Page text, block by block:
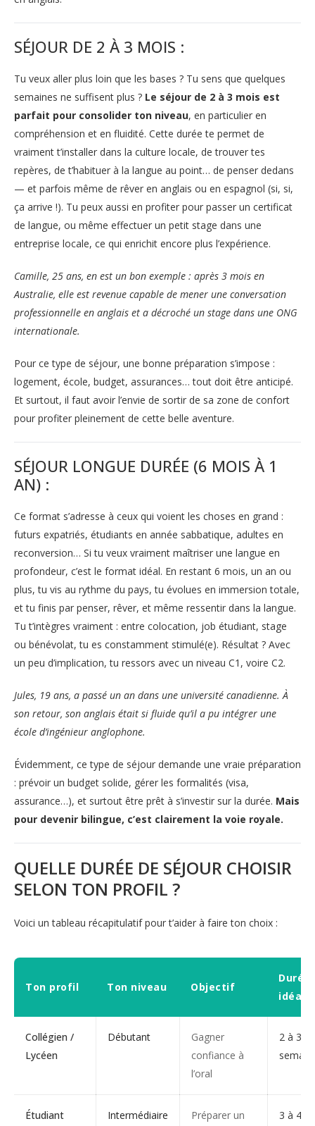
SÉJOUR DE 2 À 3 MOIS :
Tu veux aller plus loin que les bases ? Tu sens que quelques
semaines ne suffisent plus ? Le séjour de 2 à 3 mois est
parfait pour consolider ton niveau, en particulier en
compréhension et en fluidité. Cette durée te permet de
vraiment t’installer dans la culture locale, de trouver tes
repères, de t’habituer à la langue au point… de penser dedans
— et parfois même de rêver en anglais ou en espagnol (si, si,
ça arrive !). Tu peux aussi en profiter pour passer un certificat
de langue, ou même effectuer un petit stage dans une
entreprise locale, ce qui enrichit encore plus l’expérience.
Camille, 25 ans, en est un bon exemple : après 3 mois en
Australie, elle est revenue capable de mener une conversation
professionnelle en anglais et a décroché un stage dans une ONG
internationale.
Pour ce type de séjour, une bonne préparation s’impose :
logement, école, budget, assurances… tout doit être anticipé.
Et surtout, il faut avoir l’envie de sortir de sa zone de confort
pour profiter pleinement de cette belle aventure.
SÉJOUR LONGUE DURÉE (6 MOIS À 1
AN) :
Ce format s’adresse à ceux qui voient les choses en grand :
futurs expatriés, étudiants en année sabbatique, adultes en
reconversion… Si tu veux vraiment maîtriser une langue en
profondeur, c’est le format idéal. En restant 6 mois, un an ou
plus, tu vis au rythme du pays, tu évolues en immersion totale,
et tu finis par penser, rêver, et même ressentir dans la langue.
Tu t’intègres vraiment : entre colocation, job étudiant, stage
ou bénévolat, tu es constamment stimulé(e). Résultat ? Avec
un peu d’implication, tu ressors avec un niveau C1, voire C2.
Jules, 19 ans, a passé un an dans une université canadienne. À
son retour, son anglais était si fluide qu’il a pu intégrer une
école d’ingénieur anglophone.
Évidemment, ce type de séjour demande une vraie préparation
: prévoir un budget solide, gérer les formalités (visa,
assurance…), et surtout être prêt à s’investir sur la durée. Mais
pour devenir bilingue, c’est clairement la voie royale.
QUELLE DURÉE DE SÉJOUR CHOISIR
SELON TON PROFIL ?
Voici un tableau récapitulatif pour t’aider à faire ton choix :
Ton profil Ton niveau Objectif
Durée
idéale
Collégien /
Lycéen
Débutant
Gagner
confiance à
l’oral
2 à 3
Étudiant Intermédiaire
Préparer un
3 à 4